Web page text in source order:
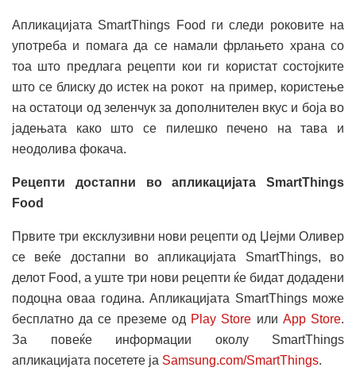
Апликацијата SmartThings Food ги следи роковите на
употреба и помага да се намали фрлањето храна со
тоа што предлага рецепти кои ги користат состојките
што се блиску до истек на рокот на пример, користење
на остатоци од зеленчук за дополнителен вкус и боја во
јадењата како што се пилешко печено на тава и
неодолива фокача.
Рецепти достапни во апликацијата SmartThings
Food
Првите три ексклузивни нови рецепти од Џејми Оливер
се веќе достапни во апликацијата SmartThings, во
делот Food, а уште три нови рецепти ќе бидат додадени
подоцна оваа година. Апликацијата SmartThings може
бесплатно да се преземе од Play Store или App Store.
За повеќе информации околу SmartThings
апликацијата посетете ја Samsung.com/SmartThings.